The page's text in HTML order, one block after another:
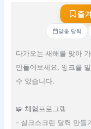
즐
맞춤 달력
다가오는 새해를 맞아
만들어보세요. 잉크를
수 있습니다.
🧩 체험프로그램
- 실크스크린 달력 만